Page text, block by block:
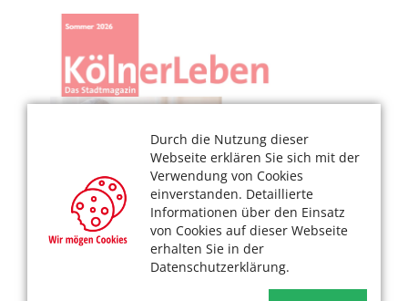
Durch die Nutzung dieser
Webseite erklären Sie sich mit der
Verwendung von Cookies
einverstanden. Detaillierte
Informationen über den Einsatz
von Cookies auf dieser Webseite
erhalten Sie in der
Datenschutzerklärung.